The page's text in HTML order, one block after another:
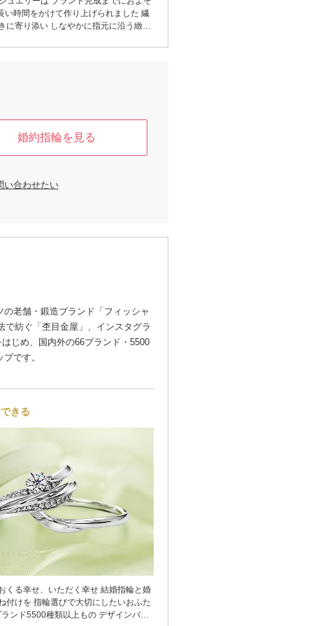
い時間をかけて作り上げられました 繊
に寄り添い しなやかに指元に沿う緻密
イヤモンドのセッティングへのこだわ
婚約指輪を見る
い合わせたい
老舗・鍛造ブランド「フィッシャ
紡ぐ「杢目金屋」、インスタグラ
じめ、国内外の66ブランド・5500
です。
きる
幸せ、いただく幸せ 結婚指輪と婚
付けを 指輪選びで大切にしたいおふた